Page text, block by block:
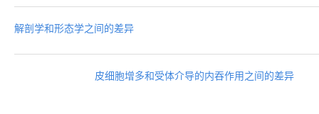
解剖学和形态学之间的差异
皮细胞增多和受体介导的内吞作用之间的差异